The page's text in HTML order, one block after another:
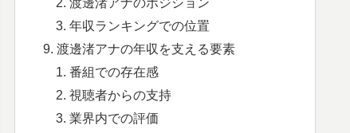
年収ランキングでの位置
渡邊渚アナの年収を支える要素
番組での存在感
視聴者からの支持
業界内での評価